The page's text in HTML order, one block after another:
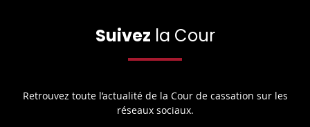
Suivez la Cour
Retrouvez toute l’actualité de la Cour de cassation sur les
réseaux sociaux.